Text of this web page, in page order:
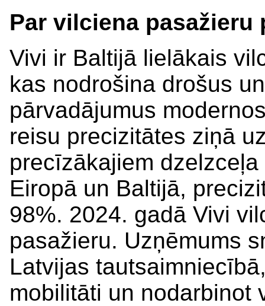
Par vilciena pasažieru
Vivi ir Baltijā lielākais
kas nodrošina drošus
pārvadājumus
reisu precizitātes ziņā
precīzākajiem
Eiropā un Baltijā,
98%. 2024. gadā Vivi
pasažieru. Uzņēmums
Latvijas
mobilitāti un nodarbinot